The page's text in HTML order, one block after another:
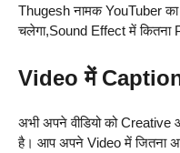
Thugesh नामक YouTuber
चलेगा,Sound Effect में कितना
Video में
अभी अपने वीडियो को
है। आप अपने Video में जितना